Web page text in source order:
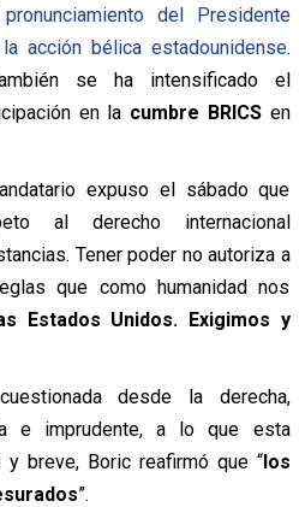
pronunciamiento del Presidente
acción bélica estadounidense.
se ha intensificado el
en la cumbre BRICSen
expuso el sábado que
al derecho internacional
Tener poder no autoriza a
que como humanidad nos
Estados Unidos. Exigimos y
desde la derecha,
e imprudente, a lo que esta
y breve, Boric reafirmó que “los
”.